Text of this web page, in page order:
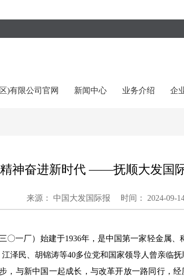
)有限公司官网 新闻中心 业务介绍 企
神奋进新时代 ——抚顺大发国
来源： 中国大发国际报 时间： 2024-09-
〇一厂）始建于1936年，是中国第一家轻金属
泽民、胡锦涛等40多位党和国家领导人曾亲临抚
，与新中国一起成长，与改革开放一路同行，